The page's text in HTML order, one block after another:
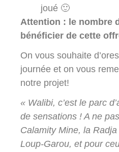
joué 🙂
Attention : le nombre
bénéficier de cette
On vous souhaite
journée et on vous
notre projet!
« Walibi, c’est le parc
de sensations ! A ne
Calamity Mine, la
Loup-Garou, et pour